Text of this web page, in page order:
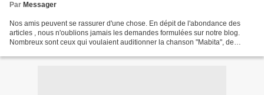
Par Messager
Nos amis peuvent se rassurer d'une chose. En dépit de l'abondance des
articles , nous n'oublions jamais les demandes formulées sur notre blog.
Nombreux sont ceux qui voulaient auditionner la chanson "Mabita", de